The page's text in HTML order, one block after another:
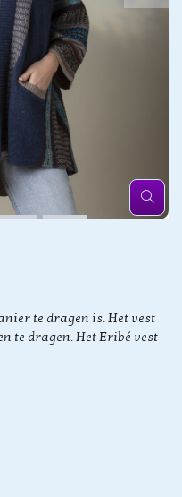
te dragen is. Het vest
te dragen. Het Eribé vest